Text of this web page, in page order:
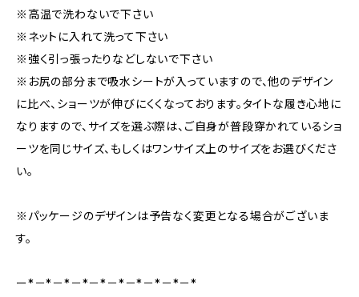
※高温で洗わないで下さい
※ネットに入れて洗って下さい
※強く引っ張ったりなどしないで下さい
※お尻の部分まで吸水シートが入っていますので、他のデザイン
に比べ、ショーツが伸びにくくなっております。タイトな履き心地に
なりますので、サイズを選ぶ際は、ご自身が普段穿かれているショ
ーツを同じサイズ、もしくはワンサイズ上のサイズをお選びくださ
い。
※パッケージのデザインは予告なく変更となる場合がございま
す。
ー*－*－*－*－*－*－*－*－*－*